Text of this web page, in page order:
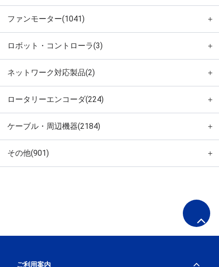
ファンモーター(1041) ＋
ロボット・コントローラ(3) ＋
ネットワーク対応製品(2) ＋
ロータリーエンコーダ(224) ＋
ケーブル・周辺機器(2184) ＋
その他(901) ＋
ご利用案内